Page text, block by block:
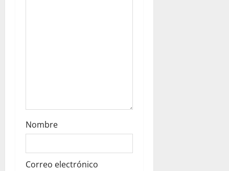
Nombre
Correo electrónico